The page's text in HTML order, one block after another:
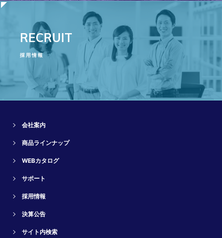
RECRUIT
採用情報
会社案内
商品ラインナップ
WEBカタログ
サポート
採用情報
決算公告
サイト内検索